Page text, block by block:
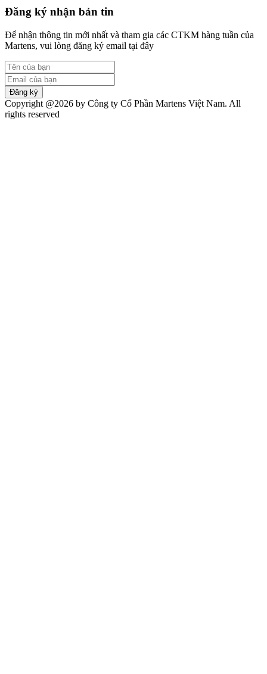
Đăng ký nhận bản tin
Để nhận thông tin mới nhất và tham gia các CTKM hàng tuần của
Martens, vui lòng đăng ký email tại đây
Đăng ký
Copyright @2026 by Công ty Cổ Phần Martens Việt Nam. All
rights reserved